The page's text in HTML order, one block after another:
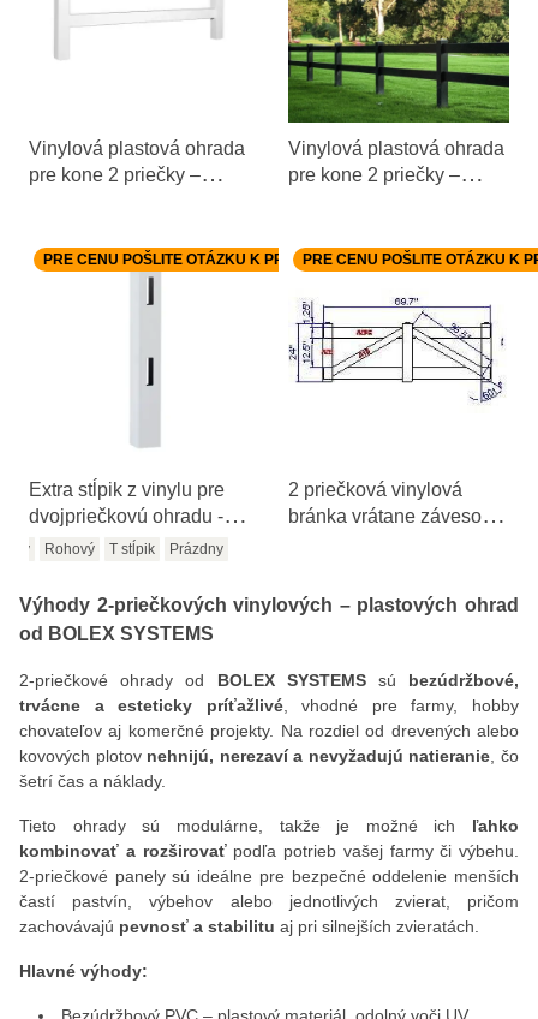
Vinylová plastová ohrada
pre kone 2 priečky –
SYSTEMS
Vinylová plastová ohrada
pre kone 2 priečky –
SYSTEMS
Extra stĺpik z vinylu pre
dvojpriečkovú ohradu -
biely
PRE CENU POŠLITE OTÁZKU K PRODUKTU.
Rohový T stĺpik Prázdny
2 priečková vinylová
bránka vrátane závesov a
PRE CENU POŠLITE OTÁZKU K
Výhody 2‑priečkových vinylových – plastových ohrad
od BOLEX SYSTEMS
2‑priečkové ohrady od BOLEX SYSTEMSsú bezúdržbové,
trvácne a esteticky príťažlivé, vhodné pre farmy, hobby
chovateľov aj komerčné projekty. Na rozdiel od drevených alebo
kovových plotov nehnijú, nerezaví a nevyžadujú natieranie , čo
šetrí čas a náklady.
Tieto ohrady sú modulárne, takže je možné ich ľahko
kombinovať a rozširovaťpodľa potrieb vašej farmy či výbehu.
2‑priečkové panely sú ideálne pre bezpečné oddelenie menších
častí pastvín, výbehov alebo jednotlivých zvierat, pričom
zachovávajú pevnosť a stabilitu aj pri silnejších zvieratách.
Hlavné výhody: